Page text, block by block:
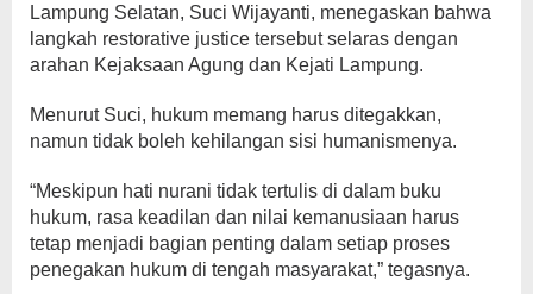
Lampung Selatan, Suci Wijayanti, menegaskan bahwa
langkah restorative justice tersebut selaras dengan
arahan Kejaksaan Agung dan Kejati Lampung.
Menurut Suci, hukum memang harus ditegakkan,
namun tidak boleh kehilangan sisi humanismenya.
“Meskipun hati nurani tidak tertulis di dalam buku
hukum, rasa keadilan dan nilai kemanusiaan harus
tetap menjadi bagian penting dalam setiap proses
penegakan hukum di tengah masyarakat,” tegasnya.